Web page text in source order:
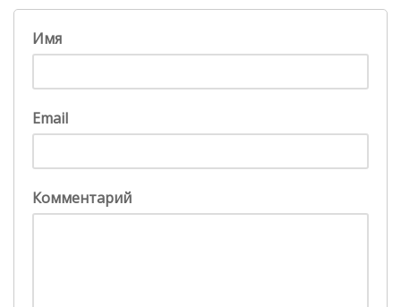
Имя
Email
Комментарий